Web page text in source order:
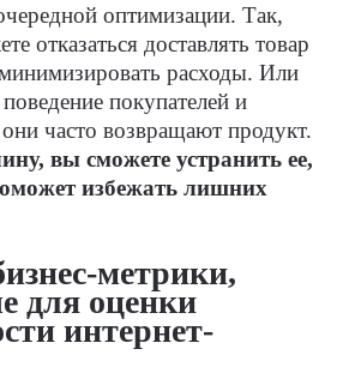
оптимизации. Так,
отказаться доставлять товар
расходы. Или
покупателей и
часто возвращают продукт.
вы сможете устранить ее,
избежать лишних
метрики,
для оценки
интернет-